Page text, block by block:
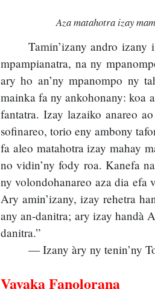
Aza matahotra izay
Tamin’izany andro izany
mpampianatra, na ny
ary ho an’ny mpanompo ny
mainka fa ny ankohonany: koa
fantatra. Izay lazaiko anareo
sofinareo, torio eny ambony
fa aleo matahotra izay mahay
no vidin’ny fody roa. Kanefa
ny volondohanareo aza dia efa
Ary amin’izany, izay rehetra
any an-danitra; ary izay handà
danitra.”
— Izany àry ny tenin’ny
Vavaka Fanolorana